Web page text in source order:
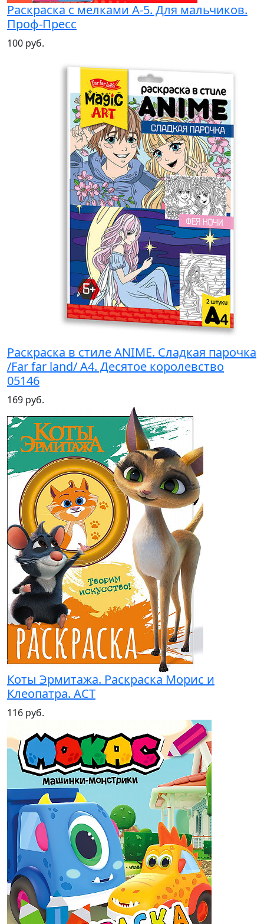
Раскраска с мелками А-5. Для мальчиков.
Проф-Пресс
100 руб.
Раскраска в стиле ANIME. Сладкая парочка
/Far far land/ А4. Десятое королевство
05146
169 руб.
Коты Эрмитажа. Раскраска Морис и
Клеопатра. АСТ
116 руб.